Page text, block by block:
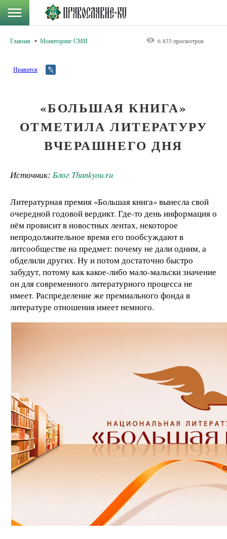
Главная Мониторинг СМИ 6 833 просмотров
Нравится
«БОЛЬШАЯ КНИГА»
ОТМЕТИЛА ЛИТЕРАТУРУ
ВЧЕРАШНЕГО ДНЯ
Источник: Блог Thankyou.ru
Литературная премия «Большая книга» вынесла свой
очередной годовой вердикт. Где-то день информация о
нём провисит в новостных лентах, некоторое
непродолжительное время его пообсуждают в
литсообществе на предмет: почему не дали одним, а
обделили других. Ну и потом достаточно быстро
забудут, потому как какое-либо мало-мальски значение
он для современного литературного процесса не
имеет. Распределение же премиального фонда в
литературе отношения имеет немного.